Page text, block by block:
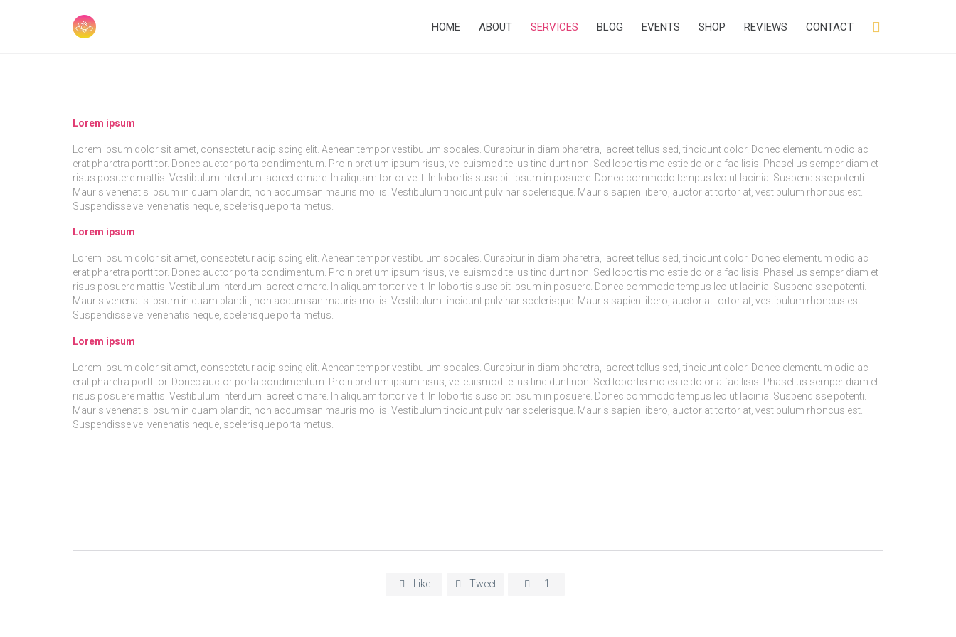
to
HOME ABOUT SERVICES BLOG EVENTS SHOP REVIEWS CONTACT 
Lorem ipsum
Lorem ipsum dolor sit amet, consectetur adipiscing elit. Aenean tempor vestibulum sodales. Curabitur in diam pharetra, laoreet tellus sed, tincidunt dolor. Donec elementum odio ac
erat pharetra porttitor. Donec auctor porta condimentum. Proin pretium ipsum risus, vel euismod tellus tincidunt non. Sed lobortis molestie dolor a facilisis. Phasellus semper diam et
risus posuere mattis. Vestibulum interdum laoreet ornare. In aliquam tortor velit. In lobortis suscipit ipsum in posuere. Donec commodo tempus leo ut lacinia. Suspendisse potenti.
Mauris venenatis ipsum in quam blandit, non accumsan mauris mollis. Vestibulum tincidunt pulvinar scelerisque. Mauris sapien libero, auctor at tortor at, vestibulum rhoncus est.
Suspendisse vel venenatis neque, scelerisque porta metus.
Lorem ipsum
Lorem ipsum dolor sit amet, consectetur adipiscing elit. Aenean tempor vestibulum sodales. Curabitur in diam pharetra, laoreet tellus sed, tincidunt dolor. Donec elementum odio ac
erat pharetra porttitor. Donec auctor porta condimentum. Proin pretium ipsum risus, vel euismod tellus tincidunt non. Sed lobortis molestie dolor a facilisis. Phasellus semper diam et
risus posuere mattis. Vestibulum interdum laoreet ornare. In aliquam tortor velit. In lobortis suscipit ipsum in posuere. Donec commodo tempus leo ut lacinia. Suspendisse potenti.
Mauris venenatis ipsum in quam blandit, non accumsan mauris mollis. Vestibulum tincidunt pulvinar scelerisque. Mauris sapien libero, auctor at tortor at, vestibulum rhoncus est.
Suspendisse vel venenatis neque, scelerisque porta metus.
Lorem ipsum
Lorem ipsum dolor sit amet, consectetur adipiscing elit. Aenean tempor vestibulum sodales. Curabitur in diam pharetra, laoreet tellus sed, tincidunt dolor. Donec elementum odio ac
erat pharetra porttitor. Donec auctor porta condimentum. Proin pretium ipsum risus, vel euismod tellus tincidunt non. Sed lobortis molestie dolor a facilisis. Phasellus semper diam et
risus posuere mattis. Vestibulum interdum laoreet ornare. In aliquam tortor velit. In lobortis suscipit ipsum in posuere. Donec commodo tempus leo ut lacinia. Suspendisse potenti.
Mauris venenatis ipsum in quam blandit, non accumsan mauris mollis. Vestibulum tincidunt pulvinar scelerisque. Mauris sapien libero, auctor at tortor at, vestibulum rhoncus est.
Suspendisse vel venenatis neque, scelerisque porta metus.
 Like  Tweet  +1